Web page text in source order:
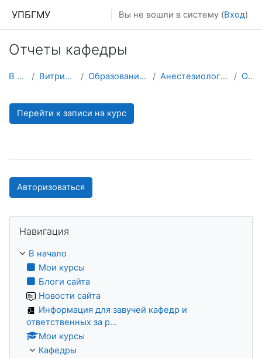
УПБГМУ Вы не вошли в систему (Вход)
Отчеты кафедры
В начало Витрина курсов 3KL Образование 2025-2026 уч.год Анестезиологии и реаниматологии О курсе
Перейти к записи на курс
Авторизоваться
Навигация
В начало
Мои курсы
Блоги сайта
Новости сайта
Информация для завучей кафедр и
ответственных за р...
Мои курсы
Кафедры